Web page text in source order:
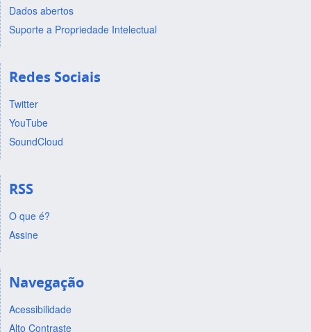
Dados abertos
Suporte a Propriedade Intelectual
Redes Sociais
Twitter
YouTube
SoundCloud
RSS
O que é?
Assine
Navegação
Acessibilidade
Alto Contraste